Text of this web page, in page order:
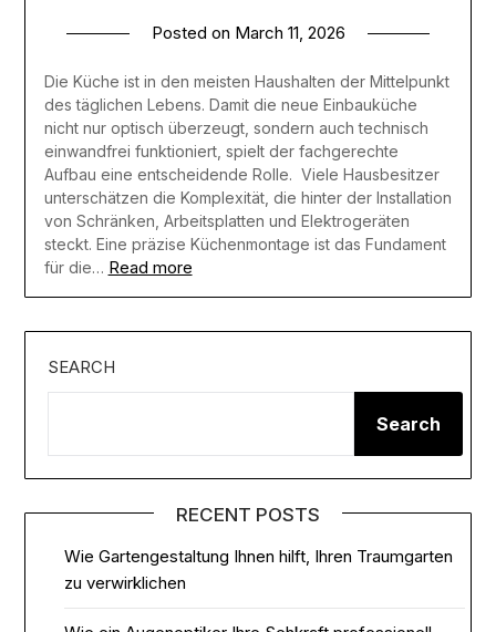
Posted on March 11, 2026
Die Küche ist in den meisten Haushalten der Mittelpunkt
des täglichen Lebens. Damit die neue Einbauküche
nicht nur optisch überzeugt, sondern auch technisch
einwandfrei funktioniert, spielt der fachgerechte
Aufbau eine entscheidende Rolle. Viele Hausbesitzer
unterschätzen die Komplexität, die hinter der Installation
von Schränken, Arbeitsplatten und Elektrogeräten
steckt. Eine präzise Küchenmontage ist das Fundament
für die… Read more
SEARCH
Search
RECENT POSTS
Wie Gartengestaltung Ihnen hilft, Ihren Traumgarten
zu verwirklichen